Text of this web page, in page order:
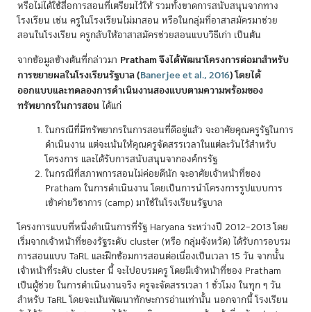
หรือไม่ได้ใช้สื่อการสอนที่เตรียมไว้ให้ รวมทั้งขาดการสนับสนุนจากทาง
โรงเรียน เช่น ครูในโรงเรียนไม่มาสอน หรือในกลุ่มที่อาสาสมัครมาช่วย
สอนในโรงเรียน ครูกลับให้อาสาสมัครช่วยสอนแบบวิธีเก่า เป็นต้น
จากข้อมูลข้างต้นที่กล่าวมา Pratham จึงได้พัฒนาโครงการต่อมาสำหรับ
การขยายผลในโรงเรียนรัฐบาล(Banerjee et al., 2016)โดยได้
ออกแบบและทดลองการดำเนินงานสองแบบตามความพร้อมของ
ทรัพยากรในการสอนได้แก่
ในกรณีที่มีทรัพยากรในการสอนที่ดีอยู่แล้ว จะอาศัยคุณครูรัฐในการ
ดำเนินงาน แต่จะเน้นให้คุณครูจัดสรรเวลาในแต่ละวันไว้สำหรับ
โครงการ และได้รับการสนับสนุนจากองค์กรรัฐ
ในกรณีที่สภาพการสอนไม่ค่อยดีนัก จะอาศัยเจ้าหน้าที่ของ
Pratham ในการดำเนินงาน โดยเป็นการนำโครงการรูปแบบการ
เข้าค่ายวิชาการ (camp) มาใช้ในโรงเรียนรัฐบาล
โครงการแบบที่หนึ่งดำเนินการที่รัฐ Haryana ระหว่างปี 2012–2013 โดย
เริ่มจากเจ้าหน้าที่ของรัฐระดับ cluster (หรือ กลุ่มจังหวัด) ได้รับการอบรม
การสอนแบบ TaRL และฝึกซ้อมการสอนต่อเนื่องเป็นเวลา 15 วัน จากนั้น
เจ้าหน้าที่ระดับ cluster นี้ จะไปอบรมครู โดยมีเจ้าหน้าที่ของ Pratham
เป็นผู้ช่วย ในการดำเนินงานจริง ครูจะจัดสรรเวลา 1 ชั่วโมง ในทุก ๆ วัน
สำหรับ TaRL โดยจะเน้นพัฒนาทักษะการอ่านเท่านั้น นอกจากนี้ โรงเรียน